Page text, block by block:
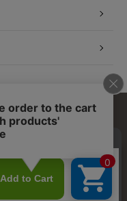
プライバシーポリシー
示 店舗リスト